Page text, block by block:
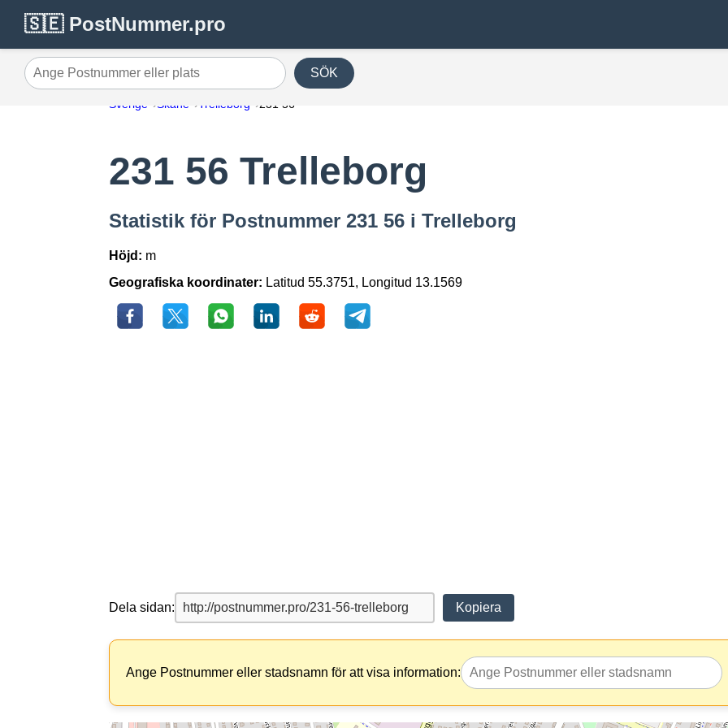
🇸🇪 PostNummer.pro
Ange Postnummer eller plats SÖK
Sverige Skåne Trelleborg 231 56
231 56 Trelleborg
Statistik för Postnummer 231 56 i Trelleborg
Höjd: m
Geografiska koordinater: Latitud 55.3751, Longitud 13.1569
Dela sidan: Kopiera
Ange Postnummer eller stadsnamn för att visa information: